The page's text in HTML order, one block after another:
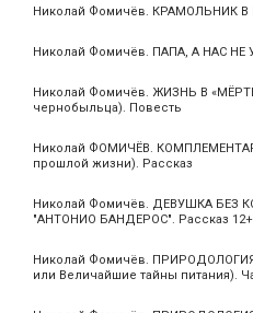
Николай Фомичёв. КРАМОЛЬНИК В
Николай Фомичёв. ПАПА, А НАС НЕ
Николай Фомичёв. ЖИЗНЬ В
чернобыльца). Повесть
Николай ФОМИЧЁВ.
прошлой жизни). Рассказ
Николай Фомичёв. ДЕВУШКА БЕЗ
"АНТОНИО БАНДЕРОС". Рассказ 12+
Николай Фомичёв.
или Величайшие тайны питания).